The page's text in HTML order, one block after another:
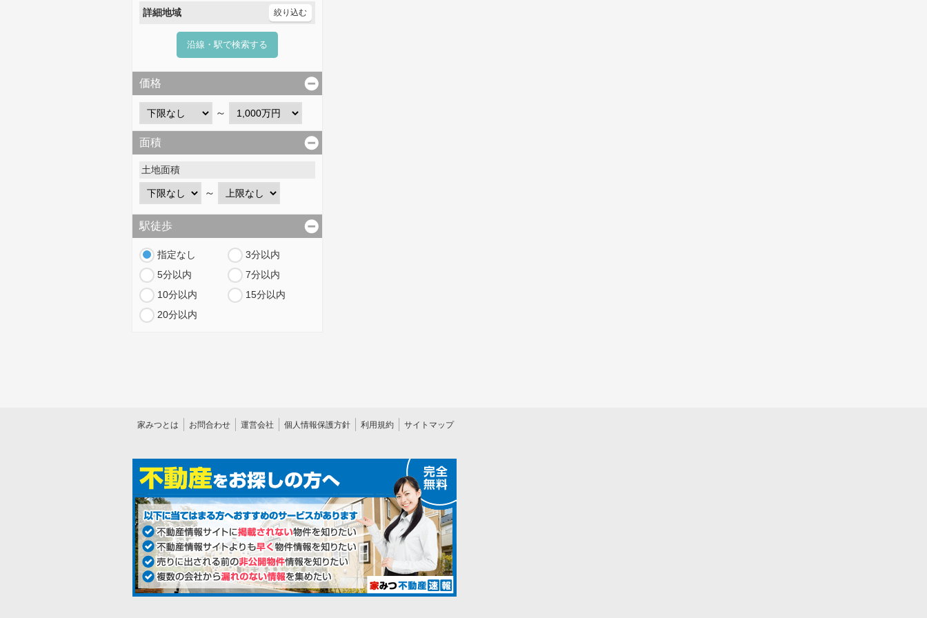
詳細地域
絞り込む
沿線・駅で検索する
価格
～
面積
土地面積
～
駅徒歩
指定なし
3分以内
5分以内
7分以内
10分以内
15分以内
20分以内
家みつとは お問合わせ 運営会社 個人情報保護方針 利用規約 サイトマップ